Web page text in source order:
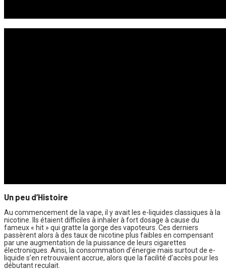
Un peu d’Histoire
Au commencement de la vape, il y avait les e-liquides classiques à la
nicotine. Ils étaient difficiles à inhaler à fort dosage à cause du
fameux « hit » qui gratte la gorge des vapoteurs. Ces derniers
passèrent alors à des taux de nicotine plus faibles en compensant
par une augmentation de la puissance de leurs cigarettes
électroniques. Ainsi, la consommation d’énergie mais surtout de e-
liquide s’en retrouvaient accrue, alors que la facilité d’accès pour les
débutant reculait.